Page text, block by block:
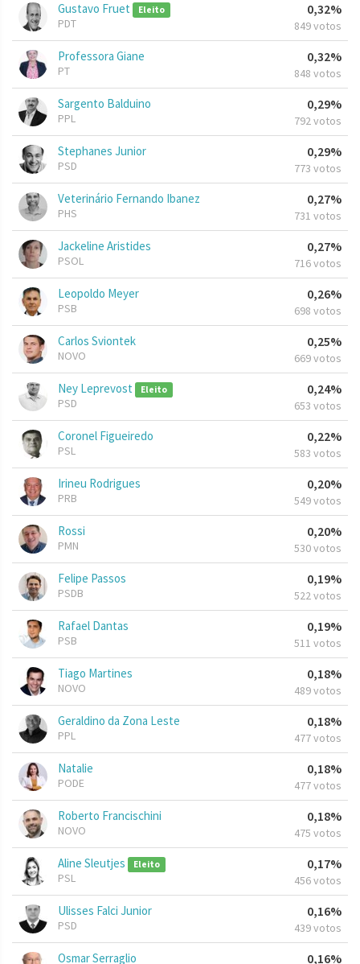
Gustavo Fruet Eleito
PDT
0,32%
849 votos
Professora Giane
PT
0,32%
848 votos
Sargento Balduino
PPL
0,29%
792 votos
Stephanes Junior
PSD
0,29%
773 votos
Veterinário Fernando Ibanez
PHS
0,27%
731 votos
Jackeline Aristides
PSOL
0,27%
716 votos
Leopoldo Meyer
PSB
0,26%
698 votos
Carlos Sviontek
NOVO
0,25%
669 votos
Ney Leprevost Eleito
PSD
0,24%
653 votos
Coronel Figueiredo
PSL
0,22%
583 votos
Irineu Rodrigues
PRB
0,20%
549 votos
Rossi
PMN
0,20%
530 votos
Felipe Passos
PSDB
0,19%
522 votos
Rafael Dantas
PSB
0,19%
511 votos
Tiago Martines
NOVO
0,18%
489 votos
Geraldino da Zona Leste
PPL
0,18%
477 votos
Natalie
PODE
0,18%
477 votos
Roberto Francischini
NOVO
0,18%
475 votos
Aline Sleutjes Eleito
PSL
0,17%
456 votos
Ulisses Falci Junior
PSD
0,16%
439 votos
Osmar Serraglio 0,16%